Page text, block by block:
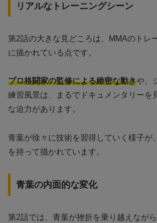
リアルなトレーニングシーン
第2話の大きな見どころは、MMAのトレ
に描かれている点です。
プロ格闘家の監修による緻密な動きや、
練習風景は、まるでドキュメンタリーを
な迫力があります。
青葉が徐々に技術を習得していく様子が
を持って描かれています。
青葉の内面的な変化
第2話では、青葉が挫折を乗り越えなが